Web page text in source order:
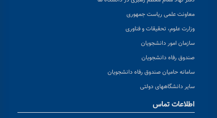
معاونت علمی ریاست جمهوری
وزارت علوم، تحقیقات و فناوری
سازمان امور دانشجویان
صندوق رفاه دانشجویان
سامانه حامیان صندوق رفاه دانشجویان
سایر دانشگاههای دولتی
اطلاعات تماس